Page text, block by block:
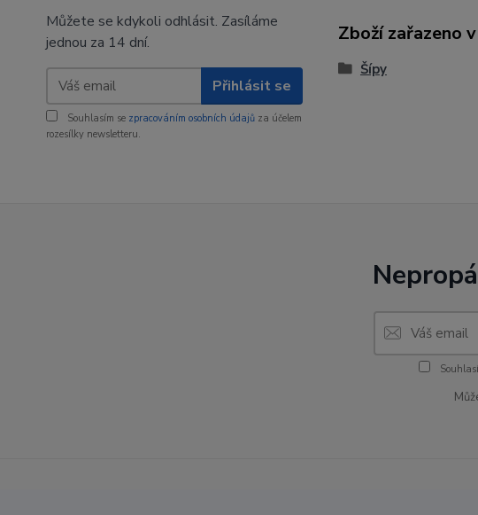
Můžete se kdykoli odhlásit. Zasíláme
jednou za 14 dní.
Přihlásit se
Souhlasím se zpracováním osobních údajů za účelem
rozesílky newsletteru.
Zboží zařazeno
Šípy